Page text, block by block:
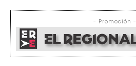
- Promoción -